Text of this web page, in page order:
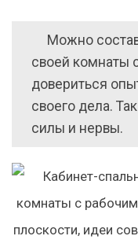
Можно
своей комнаты
довериться
своего дела.
силы и нервы.